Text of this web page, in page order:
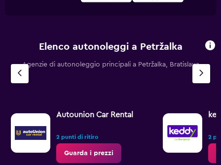
Elenco autonoleggi a Petržalka
Agenzie di autonoleggio principali a Petržalka, Bratislava
Autounion Car Rental
2 punti di ritiro
Guarda i prezzi
2